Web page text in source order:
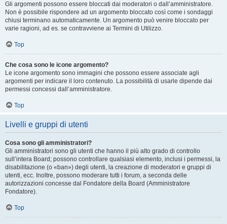
Gli argomenti possono essere bloccati dai moderatori o dall’amministratore.
Non è possibile rispondere ad un argomento bloccato così come i sondaggi
chiusi terminano automaticamente. Un argomento può venire bloccato per
varie ragioni, ad es. se contravviene ai Termini di Utilizzo.
Top
Che cosa sono le icone argomento?
Le icone argomento sono immagini che possono essere associate agli
argomenti per indicare il loro contenuto. La possibilità di usarle dipende dai
permessi concessi dall’amministratore.
Top
Livelli e gruppi di utenti
Cosa sono gli amministratori?
Gli amministratori sono gli utenti che hanno il più alto grado di controllo
sull’intera Board; possono controllare qualsiasi elemento, inclusi i permessi, la
disabilitazione (o «ban») degli utenti, la creazione di moderatori e gruppi di
utenti, ecc. Inoltre, possono moderare tutti i forum, a seconda delle
autorizzazioni concesse dal Fondatore della Board (Amministratore
Fondatore).
Top